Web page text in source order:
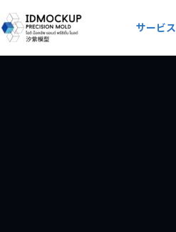
Skip
to
content
サービス